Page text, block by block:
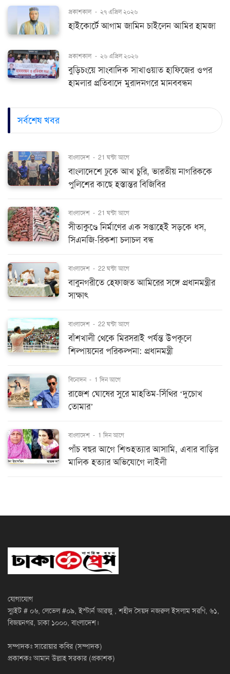
প্রকাশকাল - ২৭ এপ্রিল ২০২৬
হাইকোর্টে আগাম জামিন চাইলেন আমির হামজা
প্রকাশকাল - ২৬ এপ্রিল ২০২৬
বুড়িচংয়ে সাংবাদিক সাখাওয়াত হাফিজের ওপর
হামলার প্রতিবাদে মুরাদনগরে মানববন্ধন
সর্বশেষ খবর
বাংলাদেশ - 21 ঘন্টা আগে
বাংলাদেশে ঢুকে আখ চুরি, ভারতীয় নাগরিককে
পুলিশের কাছে হস্তান্তর বিজিবির
বাংলাদেশ - 21 ঘন্টা আগে
সীতাকুণ্ডে নির্মাণের এক সপ্তাহেই সড়কে ধস,
সিএনজি-রিকশা চলাচল বন্ধ
বাংলাদেশ - 22 ঘন্টা আগে
বাবুনগরীতে হেফাজত আমিরের সঙ্গে প্রধানমন্ত্রীর
সাক্ষাৎ
বাংলাদেশ - 22 ঘন্টা আগে
বাঁশখালী থেকে মিরসরাই পর্যন্ত উপকূলে
শিল্পায়নের পরিকল্পনা: প্রধানমন্ত্রী
বিনোদন - 1 দিন আগে
রাজেশ ঘোষের সুরে মাহতিম-সিঁথির ‘দুচোখ
তোমার’
বাংলাদেশ - 1 দিন আগে
পাঁচ বছর আগে শিশুহত্যার আসামি, এবার বাড়ির
মালিক হত্যার অভিযোগে লাইলী
যোগাযোগ
স্যুইট # ০৬, লেভেল #০৯, ইস্টার্ন আরজু , শহীদ সৈয়দ নজরুল ইসলাম সরণি, ৬১,
বিজয়নগর, ঢাকা ১০০০, বাংলাদেশ।
সম্পাদকঃ সারোয়ার কবির (সম্পাদক)
প্রকাশকঃ আমান উল্লাহ সরকার (প্রকাশক)